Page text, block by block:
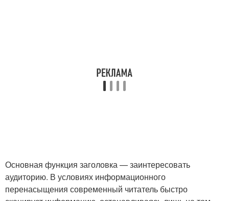
Основная функция заголовка — заинтересовать
аудиторию. В условиях информационного
перенасыщения современный читатель быстро